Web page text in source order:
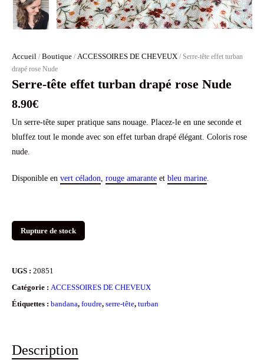
Accueil / Boutique / ACCESSOIRES DE CHEVEUX / Serre-tête effet turban
drapé rose Nude
Serre-tête effet turban drapé rose Nude
8.90€
Un serre-tête super pratique sans nouage. Placez-le en une seconde et
bluffez tout le monde avec son effet turban drapé élégant. Coloris rose
nude.
Disponible en vert céladon rouge amarante et bleu marine
Rupture de stock
UGS : 20851
Catégorie : ACCESSOIRES DE CHEVEUX
Étiquettes : bandana, foudre, serre-tête, turban
Description